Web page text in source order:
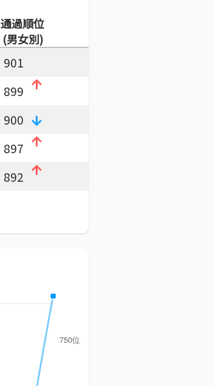
通過順位
(男女別)
901
899
900
897
892